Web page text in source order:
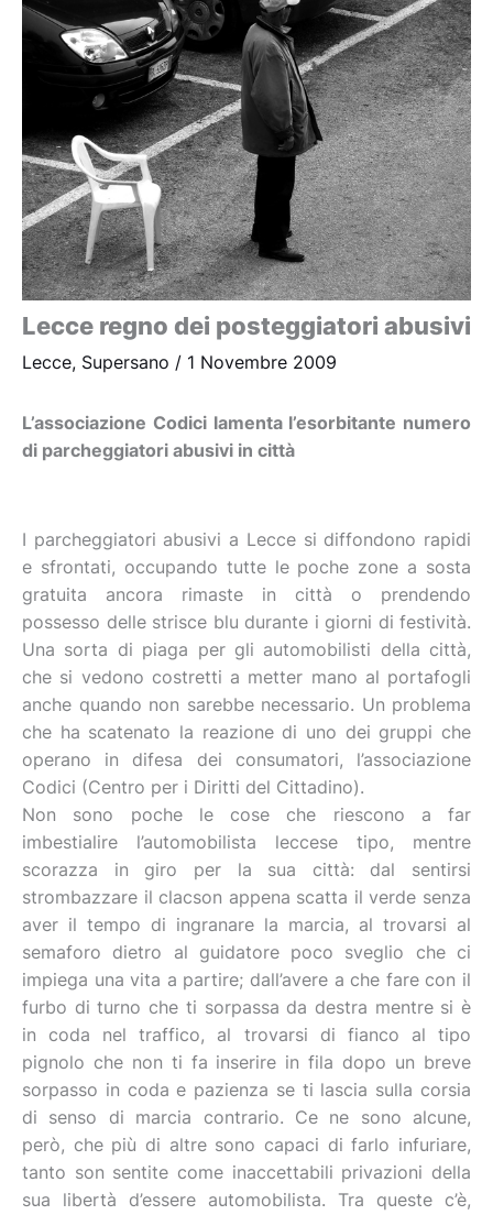
Lecce regno dei posteggiatori abusivi
Lecce, Supersano / 1 Novembre 2009
L’associazione Codici lamenta l’esorbitante numero
di parcheggiatori abusivi in città
I parcheggiatori abusivi a Lecce si diffondono rapidi
e sfrontati, occupando tutte le poche zone a sosta
gratuita ancora rimaste in città o prendendo
possesso delle strisce blu durante i giorni di festività.
Una sorta di piaga per gli automobilisti della città,
che si vedono costretti a metter mano al portafogli
anche quando non sarebbe necessario. Un problema
che ha scatenato la reazione di uno dei gruppi che
operano in difesa dei consumatori, l’associazione
Codici (Centro per i Diritti del Cittadino).
Non sono poche le cose che riescono a far
imbestialire l’automobilista leccese tipo, mentre
scorazza in giro per la sua città: dal sentirsi
strombazzare il clacson appena scatta il verde senza
aver il tempo di ingranare la marcia, al trovarsi al
semaforo dietro al guidatore poco sveglio che ci
impiega una vita a partire; dall’avere a che fare con il
furbo di turno che ti sorpassa da destra mentre si è
in coda nel traffico, al trovarsi di fianco al tipo
pignolo che non ti fa inserire in fila dopo un breve
sorpasso in coda e pazienza se ti lascia sulla corsia
di senso di marcia contrario. Ce ne sono alcune,
però, che più di altre sono capaci di farlo infuriare,
tanto son sentite come inaccettabili privazioni della
sua libertà d’essere automobilista. Tra queste c’è,